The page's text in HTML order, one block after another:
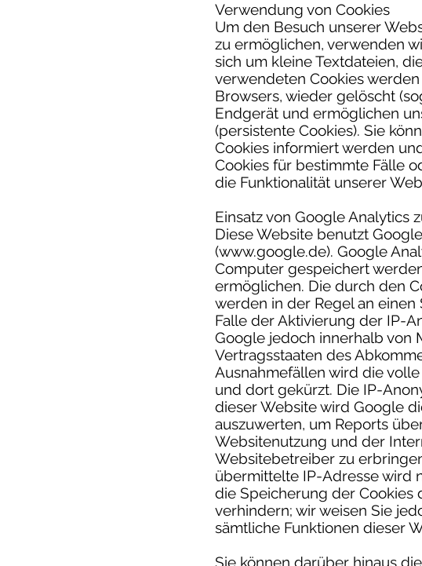
Verwendung von Cookies
Um den Besuch unserer
zu ermöglichen, verwenden
sich um kleine Textdateien,
verwendeten Cookies
Browsers, wieder gelöscht
Endgerät und ermöglichen
(persistente Cookies). Sie
Cookies informiert werden
Cookies für bestimmte Fälle
die Funktionalität unserer
Einsatz von Google Analytics
Diese Website benutzt
(www.google.de). Google
Computer gespeichert
ermöglichen. Die durch den
werden in der Regel an
Falle der Aktivierung der IP-
Google jedoch innerhalb von
Vertragsstaaten des
Ausnahmefällen wird die
und dort gekürzt. Die IP-
dieser Website wird Google
auszuwerten, um Reports
Websitenutzung und der
Websitebetreiber zu
übermittelte IP-Adresse wird
die Speicherung der Cookies
verhindern; wir weisen Sie
sämtliche Funktionen dieser
Sie können darüber hinaus